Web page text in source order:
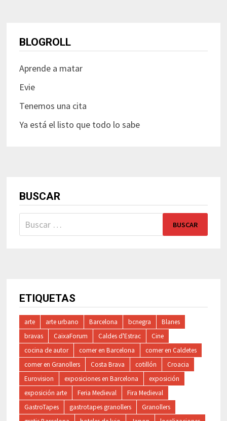
BLOGROLL
Aprende a matar
Evie
Tenemos una cita
Ya está el listo que todo lo sabe
BUSCAR
Buscar:
ETIQUETAS
arte arte urbano Barcelona bcnegra
Blanes
bravas
CaixaForum Caldes d'Estrac
Cine
cocina de autor
comer en Barcelona
comer en Caldetes
comer en Granollers
Costa Brava cotillón
Croacia
Eurovision
exposiciones en Barcelona
exposición
exposición arte
Feria Medieval
Fira Medieval
GastroTapes
gastrotapes granollers
Granollers